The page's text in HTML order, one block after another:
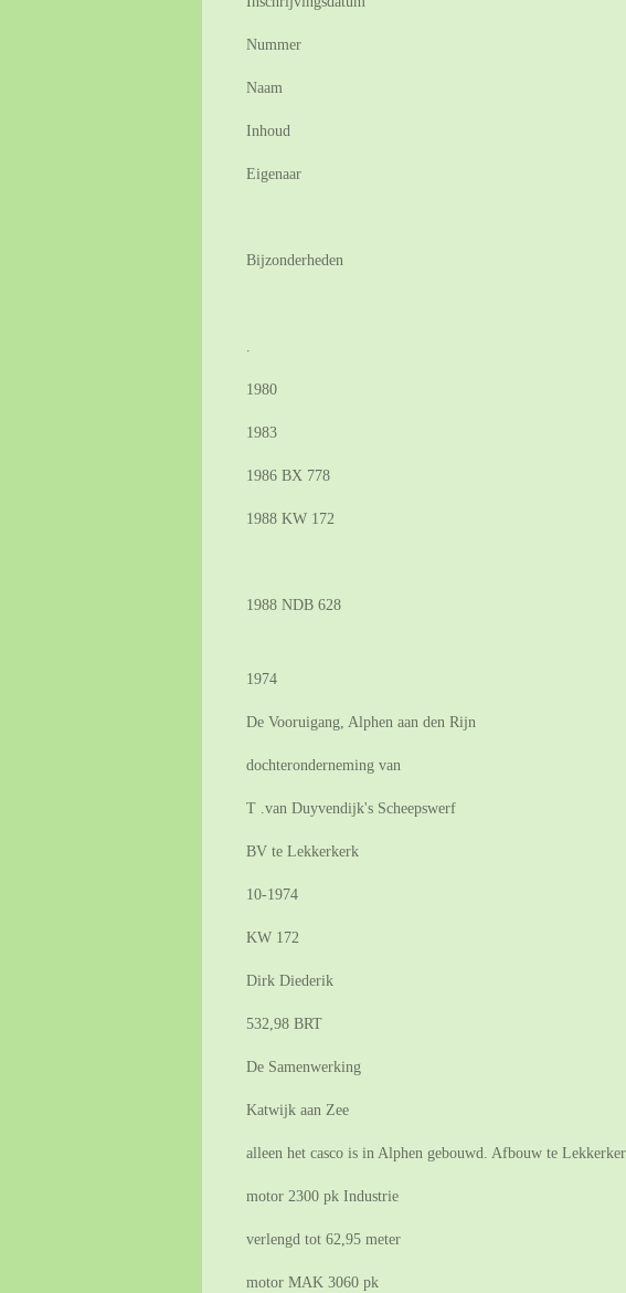
Nummer
Naam
Inhoud
Eigenaar
Bijzonderheden
.
1980
1983
1986 BX 778
1988 KW 172
1988 NDB 628
1974
De Vooruigang, Alphen aan den Rijn
dochteronderneming van
T .van Duyvendijk's Scheepswerf
BV te Lekkerkerk
10-1974
KW 172
Dirk Diederik
532,98 BRT
De Samenwerking
Katwijk aan Zee
alleen het casco is in Alphen gebouwd. Afbouw te
motor 2300 pk Industrie
verlengd tot 62,95 meter
motor MAK 3060 pk